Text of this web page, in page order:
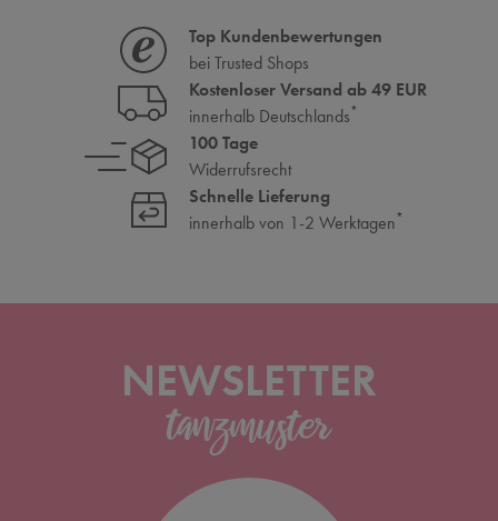
Top Kundenbewertungen
bei Trusted Shops
Kostenloser Versand ab 49 EUR
innerhalb Deutschlands*
100 Tage
Widerrufsrecht
Schnelle Lieferung
innerhalb von 1-2 Werktagen*
NEWSLETTER